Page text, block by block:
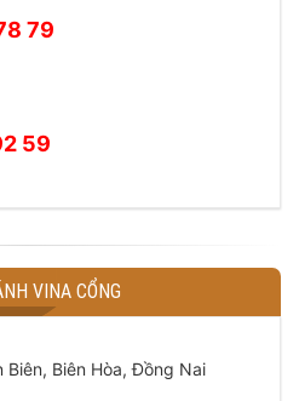
79
59
VINA CỔNG
Biên Hòa, Đồng Nai